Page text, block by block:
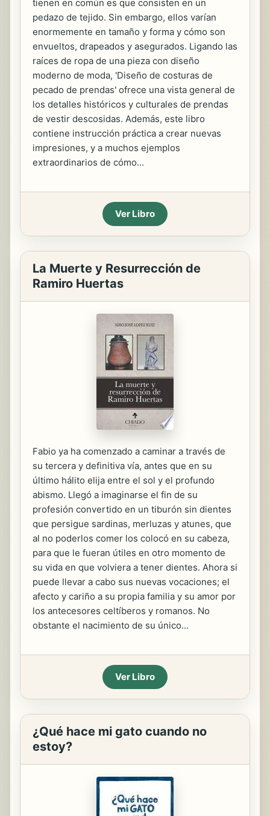
tienen en común es que consisten en un
pedazo de tejido. Sin embargo, ellos varían
enormemente en tamaño y forma y cómo son
envueltos, drapeados y asegurados. Ligando las
raíces de ropa de una pieza con diseño
moderno de moda, 'Diseño de costuras de
pecado de prendas' ofrece una vista general de
los detalles históricos y culturales de prendas
de vestir descosidas. Además, este libro
contiene instrucción práctica a crear nuevas
impresiones, y a muchos ejemplos
extraordinarios de cómo...
Ver Libro
La Muerte y Resurrección de
Ramiro Huertas
Fabio ya ha comenzado a caminar a través de
su tercera y definitiva vía, antes que en su
último hálito elija entre el sol y el profundo
abismo. Llegó a imaginarse el fin de su
profesión convertido en un tiburón sin dientes
que persigue sardinas, merluzas y atunes, que
al no poderlos comer los colocó en su cabeza,
para que le fueran útiles en otro momento de
su vida en que volviera a tener dientes. Ahora si
puede llevar a cabo sus nuevas vocaciones; el
afecto y cariño a su propia familia y su amor por
los antecesores celtíberos y romanos. No
obstante el nacimiento de su único...
Ver Libro
¿Qué hace mi gato cuando no
estoy?